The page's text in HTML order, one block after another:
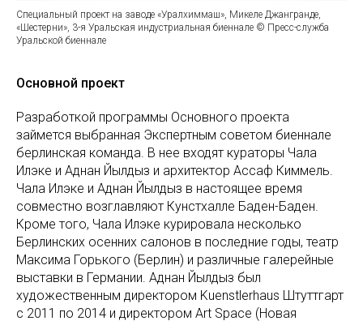
Специальный проект на заводе «Уралхиммаш», Микеле Джангранде,
«Шестерни», 3-я Уральская индустриальная биеннале © Пресс-служба
Уральской биеннале
Основной проект
Разработкой программы Основного проекта
займется выбранная Экспертным советом биеннале
берлинская команда. В нее входят кураторы Чала
Илэке и Аднан Йылдыз и архитектор Ассаф Киммель.
Чала Илэке и Аднан Йылдыз в настоящее время
совместно возглавляют Кунстхалле Баден-Баден.
Кроме того, Чала Илэке курировала несколько
Берлинских осенних салонов в последние годы, театр
Максима Горького (Берлин) и различные галерейные
выставки в Германии. Аднан Йылдыз был
художественным директором Kuenstlerhaus Штуттгарт
с 2011 по 2014 и директором Art Space (Новая